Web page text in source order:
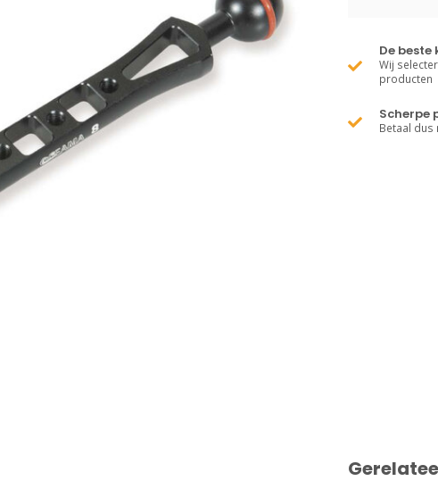
De beste
Wij
producten
Scherpe
Betaal dus